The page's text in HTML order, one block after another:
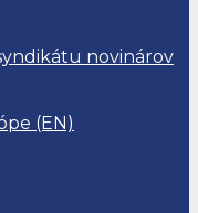
novinárov
(EN)